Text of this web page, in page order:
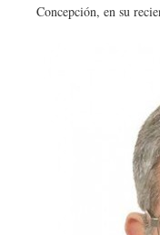
Concepción, en su